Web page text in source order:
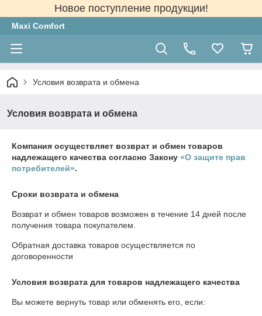
Новое поступление продукции!
Maxi Comfort
Условия возврата и обмена
Условия возврата и обмена
Компания осуществляет возврат и обмен товаров
надлежащего качества согласно Закону «О защите прав
потребителей».
Сроки возврата и обмена
Возврат и обмен товаров возможен в течение 14 дней после
получения товара покупателем.
Обратная доставка товаров осуществляется по
договоренности
Условия возврата для товаров надлежащего качества
Вы можете вернуть товар или обменять его, если: